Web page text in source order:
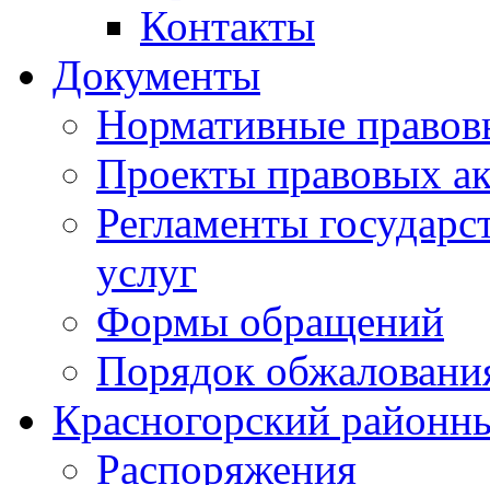
Контакты
Документы
Нормативные
Проекты правовых
Регламенты
услуг
Формы обращений
Порядок
Красногорский
Распоряжения